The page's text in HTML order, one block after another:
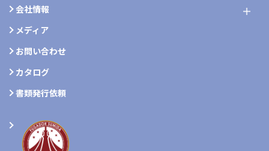
会社情報
メディア
お問い合わせ
カタログ
書類発行依頼